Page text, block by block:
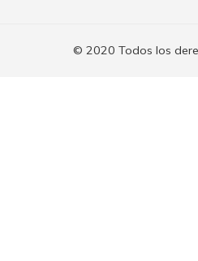
© 2020 Todos los